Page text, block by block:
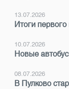
13.07.2026
Итоги первого
10.07.2026
Новые
08.07.2026
В Пулково